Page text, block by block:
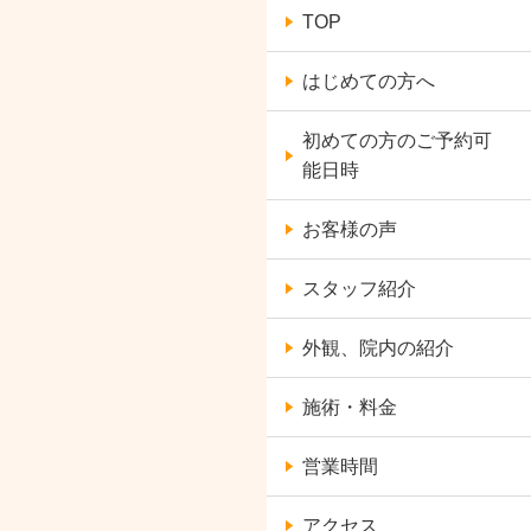
TOP
はじめての方へ
初めての方のご予約可
能日時
お客様の声
スタッフ紹介
外観、院内の紹介
施術・料金
営業時間
アクセス